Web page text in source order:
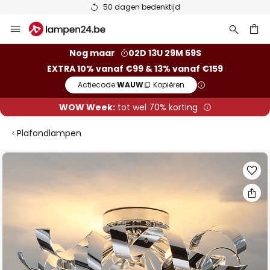
50 dagen bedenktijd
naar
Nog maar
02D 13U 29M 58S
EXTRA 10% vanaf €99 & 13% vanaf €159
Actiecode:WAUW Kopiëren
WOW Week:tot wel 70% korting
Plafondlampen
Ga
afbeeldingen-
gallerij